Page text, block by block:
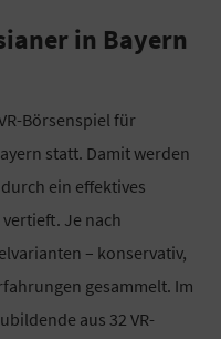
in Bayern
Börsenspiel für
statt. Damit werden
ein effektives
Je nach
– konservativ,
gesammelt. Im
aus 32 VR-